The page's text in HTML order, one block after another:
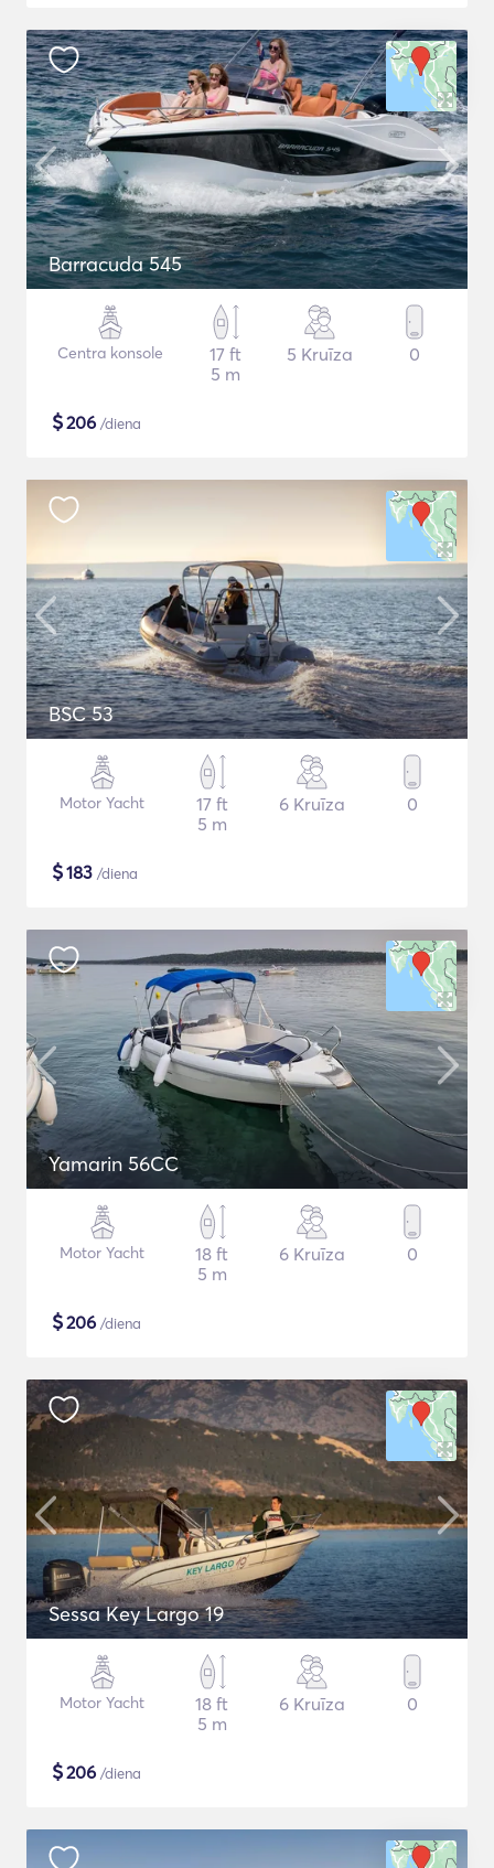
Barracuda 545
Centra konsole
17 ft
5 m
5 Kruīza 0
$206 /diena
BSC 53
Motor Yacht
17 ft
5 m
6 Kruīza 0
$183 /diena
Yamarin 56CC
Motor Yacht
18 ft
5 m
6 Kruīza 0
$206 /diena
Sessa Key Largo 19
Motor Yacht
18 ft
5 m
6 Kruīza 0
$206 /diena